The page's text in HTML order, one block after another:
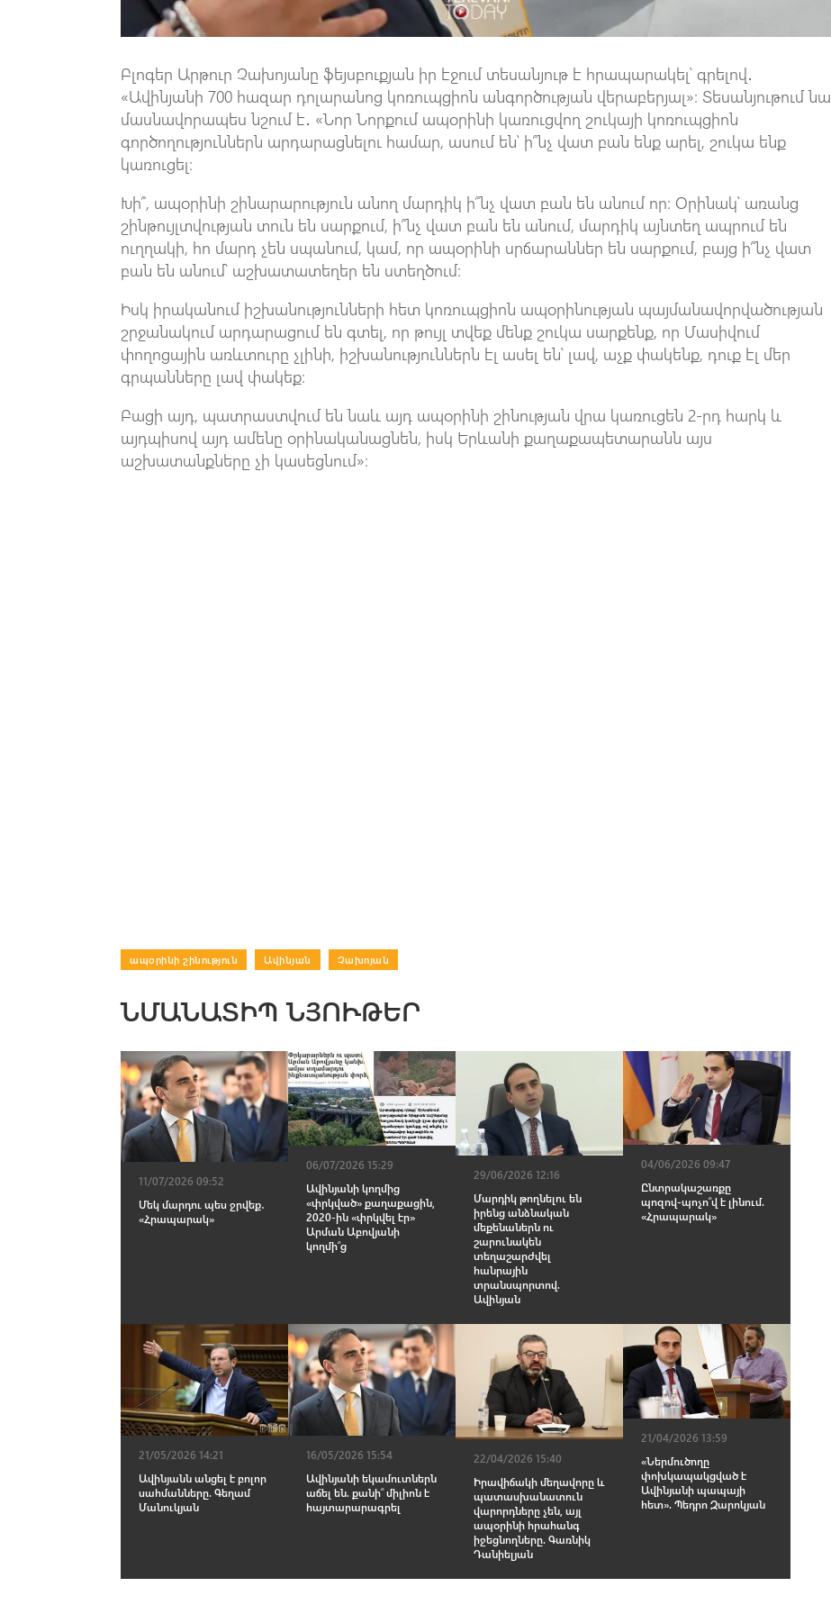
Բլոգեր Արթուր Չախոյանը ֆեյսբուքյան իր էջում տեսանյութ է հրապարակել՝ գրելով․
«Ավինյանի 700 հազար դոլարանոց կոռուպցիոն անգործության վերաբերյալ»։ Տեսանյութում նա
մասնավորապես նշում է․ «Նոր Նորքում ապօրինի կառուցվող շուկայի կոռուպցիոն
գործողություններն արդարացնելու համար, ասում են՝ ի՞նչ վատ բան ենք արել, շուկա ենք
կառուցել։
Խի՞, ապօրինի շինարարություն անող մարդիկ ի՞նչ վատ բան են անում որ։ Օրինակ՝ առանց
շինթույլտվության տուն են սարքում, ի՞նչ վատ բան են անում, մարդիկ այնտեղ ապրում են
ուղղակի, հո մարդ չեն սպանում, կամ, որ ապօրինի սրճարաններ են սարքում, բայց ի՞նչ վատ
բան են անում՝ աշխատատեղեր են ստեղծում։
Իսկ իրականում իշխանությունների հետ կոռուպցիոն ապօրինության պայմանավորվածության
շրջանակում արդարացում են գտել, որ թույլ տվեք մենք շուկա սարքենք, որ Մասիվում
փողոցային առևտուրը չլինի, իշխանություններն էլ ասել են՝ լավ, աչք փակենք, դուք էլ մեր
գրպանները լավ փակեք։
Բացի այդ, պատրաստվում են նաև այդ ապօրինի շինության վրա կառուցեն 2-րդ հարկ և
այդպիսով այդ ամենը օրինականացնեն, իսկ Երևանի քաղաքապետարանն այս
աշխատանքները չի կասեցնում»։
ապօրինի շինություն Ավինյան Չախոյան
ՆՄԱՆԱՏԻՊ ՆՅՈՒԹԵՐ
11/07/2026 09:52
Մեկ մարդու պես ջրվեք․
«Հրապարակ»
06/07/2026 15:29
Ավինյանի կողմից
«փրկված» քաղաքացին,
2020-ին «փրկվել էր»
Արման Աբովյանի
կողմի՞ց
29/06/2026 12:16
Մարդիկ թողնելու են
իրենց անձնական
մեքենաներն ու
շարունակեն
տեղաշարժվել
հանրային
տրանսպորտով.
Ավինյան
04/06/2026 09:47
Ընտրակաշառքը
պոզով-պոչո՞վ է լինում.
«Հրապարակ»
21/05/2026 14:21
Ավինյանն անցել է բոլոր
սահմանները. Գեղամ
Մանուկյան
16/05/2026 15:54
Ավինյանի եկամուտներն
աճել են. քանի՞ միլիոն է
հայտարարագրել
22/04/2026 15:40
Իրավիճակի մեղավորը և
պատասխանատուն
վարորդները չեն, այլ
ապօրինի հրահանգ
իջեցնողները. Գառնիկ
Դանիելյան
21/04/2026 13:59
«Ներմուծողը
փոխկապակցված է
Ավինյանի պապայի
հետ». Պեդրո Զարոկյան